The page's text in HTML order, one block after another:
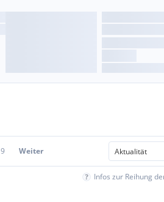
9 Weiter
Infos zur Reihung